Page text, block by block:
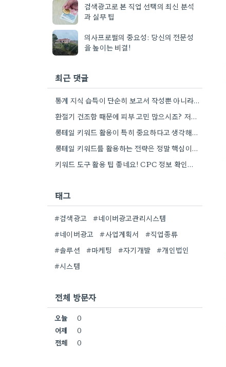
검색광고로 본 직업 선택의 최신 분석
과 실무 팁
의사프로필의 중요성: 당신의 전문성
을 높이는 비결!
최근 댓글
통계 지식 습득이 단순히 보고서 작성뿐 아니라, 캠페인 성과 측정에도 도움이 된다니 흥미롭네요.
환절기 건조함 때문에 피부 고민 많으시죠? 저도 평소에 수분 관리 신경 쓰느라 시간 오래 뺏깁니다.
롱테일 키워드 활용이 특히 중요하다고 생각해요. 제가 비슷한 경험을 할 때, 너무 일반적인 키워드에 집중했더니…
롱테일 키워드를 활용하는 전략은 정말 핵심이네요. 저도 이전에는 너무 넓은 범위의 키워드에 집중해서 예산을 낭비했던…
키워드 도구 활용 팁 좋네요! CPC 정보 확인하면서 예산 짜는 게 정말 중요할 것 같아요.
태그
#검색광고
#네이버광고관리시스템
#네이버광고
#사업계획서
#직업종류
#솔루션
#마케팅 #자기개발
#개인법인
#시스템
전체 방문자
오늘
0
어제
0
전체
0